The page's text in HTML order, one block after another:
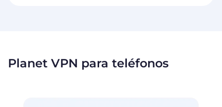
Planet VPN para teléfonos